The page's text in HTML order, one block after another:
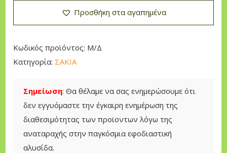
1
,
3
€
t
h
r
o
Σημείωση: Θα θέλαμε να σας ενημερώσουμε ότι
δεν εγγυόμαστε την έγκαιρη ενημέρωση της
διαθεσιμότητας των προϊοντων λόγω της
αναταραχής στην παγκόσμια εφοδιαστική
αλυσίδα.
Α
Προσθήκη στα αγαπημένα
Κωδικός προϊόντος: Μ/Δ
Κατηγορία: ΣΑΚΙΑ